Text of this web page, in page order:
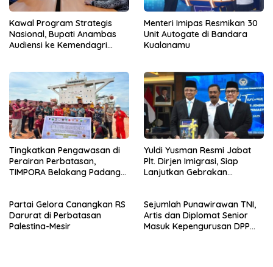
Kawal Program Strategis
Nasional, Bupati Anambas
Audiensi ke Kemendagri
Menteri Imipas Resmikan 30
Unit Autogate di Bandara
Kualanamu
Tingkatkan Pengawasan di
Perairan Perbatasan,
TIMPORA Belakang Padang
Yuldi Yusman Resmi Jabat
Plt. Dirjen Imigrasi, Siap
Lanjutkan Gebrakan
Partai Gelora Canangkan RS
Darurat di Perbatasan
Palestina-Mesir
Sejumlah Punawirawan TNI,
Artis dan Diplomat Senior
Masuk Kepengurusan DPP